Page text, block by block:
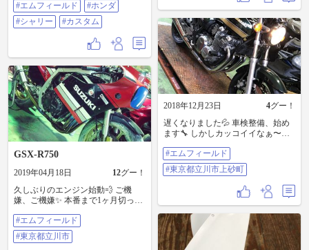
てひとまず完成✨ が、未だにタン
デムは実現せず😞 コイツで幼稚園
の送迎しようかな😏 目立つだろう
#シャリー #カスタム
#エムフィールド
#ホンダ
#シャリー
#カスタム
GSX-R750
2019年04月18日 12グー！
久しぶりのエンジン始動💨 ご機
嫌、ご機嫌✨ 本番まで1ヶ月切った
ールド #東京都立川市
#エムフィールド
#東京都立川市
2018年12月23日 4グー！
遅くなりました💦 車検整備、始め
ます🔧 しかしカッコイイなぁ〜✨ #
町
#エムフィールド
#東京都立川市上砂町